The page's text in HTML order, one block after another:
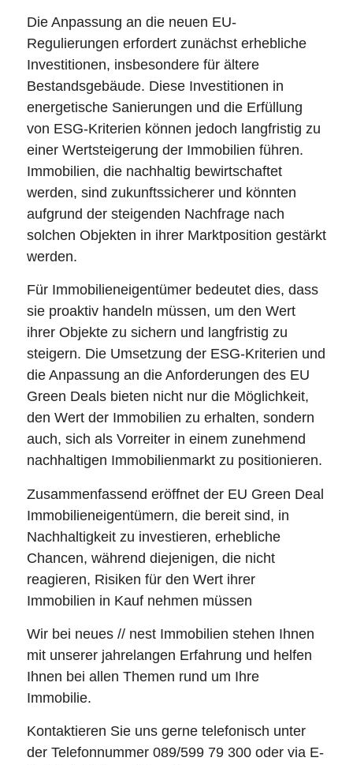
Die Anpassung an die neuen EU-
Regulierungen erfordert zunächst erhebliche
Investitionen, insbesondere für ältere
Bestandsgebäude. Diese Investitionen in
energetische Sanierungen und die Erfüllung
von ESG-Kriterien können jedoch langfristig zu
einer Wertsteigerung der Immobilien führen.
Immobilien, die nachhaltig bewirtschaftet
werden, sind zukunftssicherer und könnten
aufgrund der steigenden Nachfrage nach
solchen Objekten in ihrer Marktposition gestärkt
werden.
Für Immobilieneigentümer bedeutet dies, dass
sie proaktiv handeln müssen, um den Wert
ihrer Objekte zu sichern und langfristig zu
steigern. Die Umsetzung der ESG-Kriterien und
die Anpassung an die Anforderungen des EU
Green Deals bieten nicht nur die Möglichkeit,
den Wert der Immobilien zu erhalten, sondern
auch, sich als Vorreiter in einem zunehmend
nachhaltigen Immobilienmarkt zu positionieren.
Zusammenfassend eröffnet der EU Green Deal
Immobilieneigentümern, die bereit sind, in
Nachhaltigkeit zu investieren, erhebliche
Chancen, während diejenigen, die nicht
reagieren, Risiken für den Wert ihrer
Immobilien in Kauf nehmen müssen
Wir bei neues // nest Immobilien stehen Ihnen
mit unserer jahrelangen Erfahrung und helfen
Ihnen bei allen Themen rund um Ihre
Immobilie.
Kontaktieren Sie uns gerne telefonisch unter
der Telefonnummer 089/599 79 300 oder via E-